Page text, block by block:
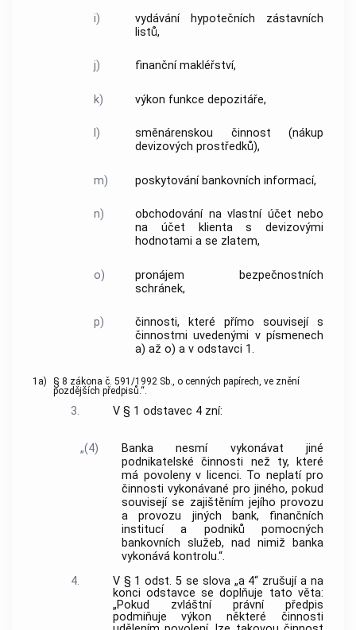
i)
vydávání hypotečních zástavních
listů,
j) finanční makléřství,
k) výkon funkce depozitáře,
l)
směnárenskou činnost (nákup
devizových prostředků),
m) poskytování bankovních informací,
n)
obchodování na vlastní účet nebo
na účet klienta s devizovými
hodnotami a se zlatem,
o)
pronájem bezpečnostních
schránek,
p)
činnosti, které přímo souvisejí s
činnostmi uvedenými v písmenech
a) až o) a v odstavci 1.
1a)
§ 8 zákona č. 591/1992 Sb., o cenných papírech, ve znění
pozdějších předpisů.“.
3. V § 1 odstavec 4 zní:
„(4)
Banka nesmí vykonávat jiné
podnikatelské činnosti než ty, které
má povoleny v licenci. To neplatí pro
činnosti vykonávané pro jiného, pokud
souvisejí se zajištěním jejího provozu
a provozu jiných bank, finančních
institucí a podniků pomocných
bankovních služeb, nad nimiž banka
vykonává kontrolu.“.
4.
V § 1 odst. 5 se slova „a 4“ zrušují a na
konci odstavce se doplňuje tato věta:
„Pokud zvláštní právní předpis
podmiňuje výkon některé činnosti